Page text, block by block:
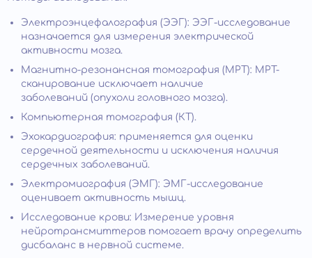
Электроэнцефалография (ЭЭГ): ЭЭГ-исследование
назначается для измерения электрической
активности мозга.
Магнитно-резонансная томография (МРТ): МРТ-
сканирование исключает наличие
заболеваний (опухоли головного мозга).
Компьютерная томография (КТ).
Эхокардиография: применяется для оценки
сердечной деятельности и исключения наличия
сердечных заболеваний.
Электромиография (ЭМГ): ЭМГ-исследование
оценивает активность мышц.
Исследование крови: Измерение уровня
нейротрансмиттеров помогает врачу определить
дисбаланс в нервной системе.